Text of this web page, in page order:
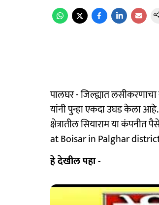
पालघर - जिल्ह्यात
यांनी पुन्हा एकदा उघड केला आहे.
क्षेत्रातील सियाराम या
at Boisar in Palghar
हे देखील पहा -